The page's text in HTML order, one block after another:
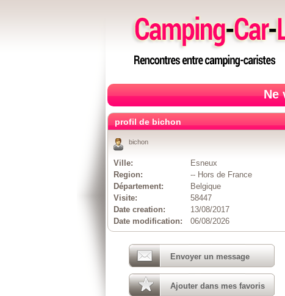
Ne
profil de bichon
bichon
Ville:
Esneux
Region:
-- Hors de France
Département:
Belgique
Visite:
58447
Date creation:
13/08/2017
Date modification:
06/08/2026
Envoyer un message
Ajouter dans mes favoris